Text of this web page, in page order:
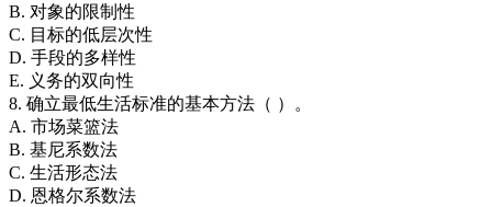
B. 对象的限制性
C. 目标的低层次性
D. 手段的多样性
E. 义务的双向性
8. 确立最低生活标准的基本方法（ ）。
A. 市场菜篮法
B. 基尼系数法
C. 生活形态法
D. 恩格尔系数法